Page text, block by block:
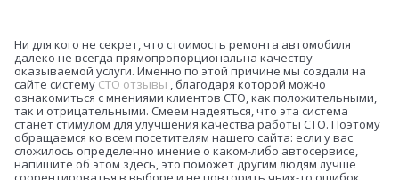
Ни для кого не секрет, что стоимость ремонта автомобиля
далеко не всегда прямопропорциональна качеству
оказываемой услуги. Именно по этой причине мы создали на
сайте систему СТО отзывы , благодаря которой можно
ознакомиться с мнениями клиентов СТО, как положительными,
так и отрицательными. Смеем надеяться, что эта система
станет стимулом для улучшения качества работы СТО. Поэтому
обращаемся ко всем посетителям нашего сайта: если у вас
сложилось определенно мнение о каком-либо автосервисе,
напишите об этом здесь, это поможет другим людям лучше